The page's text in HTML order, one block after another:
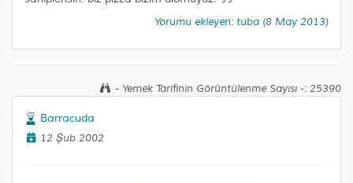
Yorumu ekleyen: tuba (8 May 2013)
- Yemek Tarifinin Görüntülenme Sayısı -: 25390
Barracuda
12 Şub 2002